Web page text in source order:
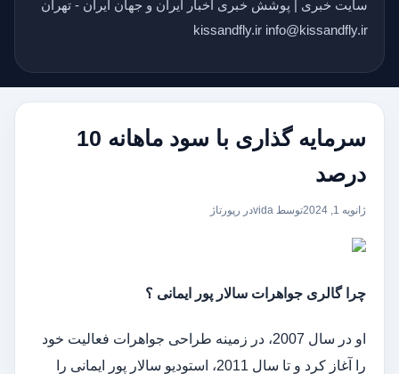
سایت خبری | پوشش خبری اخبار ایران و جهان ایران - تهران
kissandfly.ir info@kissandfly.ir
سرمایه گذاری با سود ماهانه 10
درصد
ژانویه 1, 2024 توسط vida در رپورتاژ
چرا گالری جواهرات سالار پور ایمانی ؟
او در سال 2007، در زمینه طراحی جواهرات فعالیت خود
را آغاز کرد و تا سال 2011، استودیو سالار پور ایمانی را